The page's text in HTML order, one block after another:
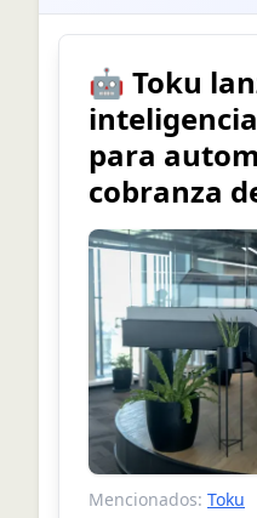
🤖 Toku
para
cobranza
Mencionados: Toku